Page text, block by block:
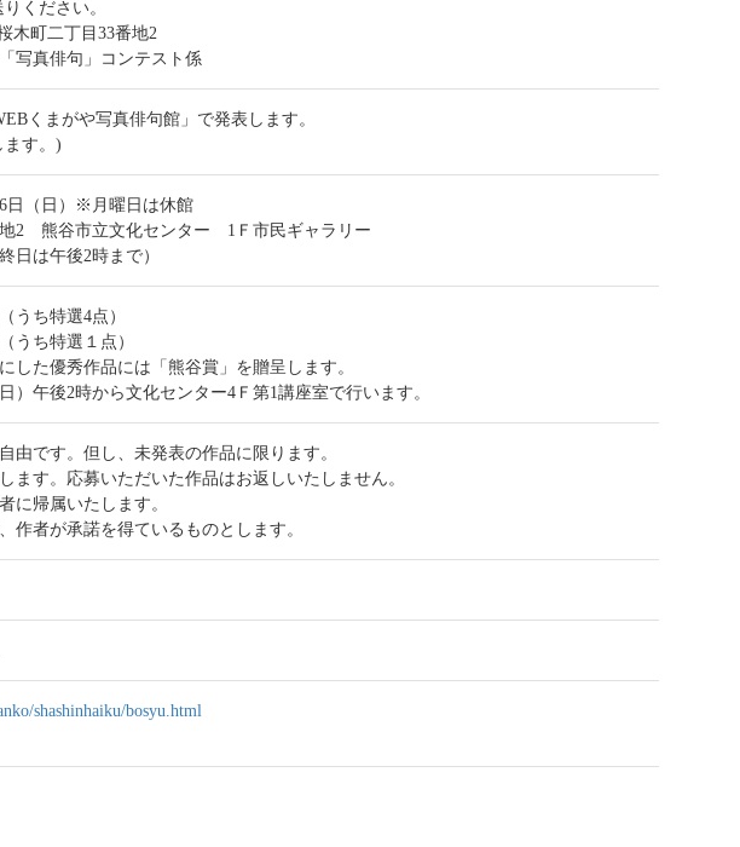
ください。
木町二丁目33番地2
写真俳句」コンテスト係
くまがや写真俳句館」で発表します。
ます。)
日（日）※月曜日は休館
2 熊谷市立文化センター 1Ｆ市民ギャラリー
は午後2時まで）
ち特選4点）
ち特選１点）
した優秀作品には「熊谷賞」を贈呈します。
）午後2時から文化センター4Ｆ第1講座室で行います。
由です。但し、未発表の作品に限ります。
ます。応募いただいた作品はお返しいたしません。
に帰属いたします。
作者が承諾を得ているものとします。
shashinhaiku/bosyu.html